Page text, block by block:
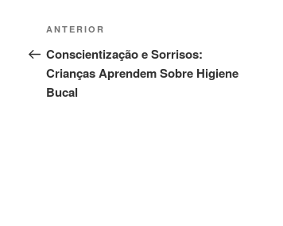
Navegação
de
Post
Post
anterior
ANTERIOR
Conscientização e Sorrisos:
Crianças Aprendem Sobre Higiene
Bucal